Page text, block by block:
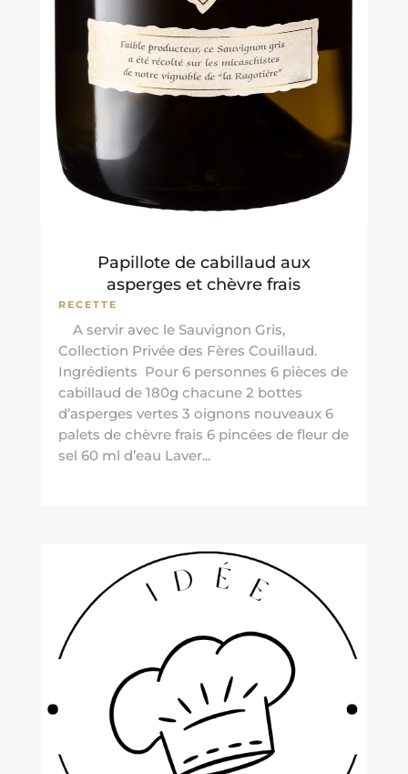
Papillote de cabillaud aux
asperges et chèvre frais
RECETTE
A servir avec le Sauvignon Gris,
Collection Privée des Fères Couillaud.
Ingrédients Pour 6 personnes 6 pièces de
cabillaud de 180g chacune 2 bottes
d’asperges vertes 3 oignons nouveaux 6
palets de chèvre frais 6 pincées de fleur de
sel 60 ml d’eau Laver...